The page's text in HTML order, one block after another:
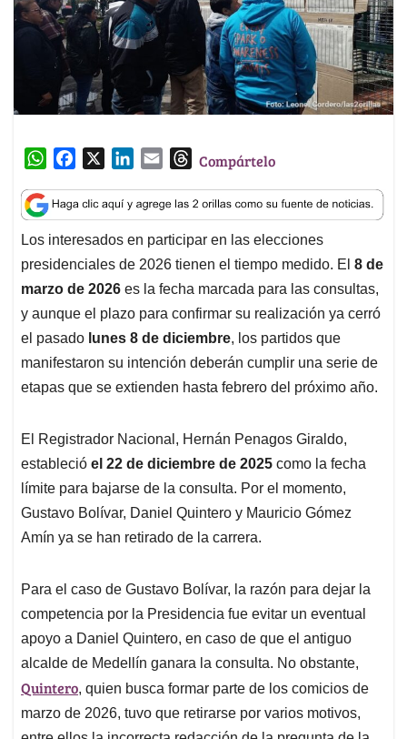
W
a
t
s
A
p
p
c
e
b
o
o
k
n
k
e
d
I
n
a
i
l
T
r
e
a
d
s
Compártelo
Los interesados en participar en las elecciones
presidenciales de 2026 tienen el tiempo medido. El 8 de
marzo de 2026 es la fecha marcada para las consultas,
y aunque el plazo para confirmar su realización ya cerró
el pasado lunes 8 de diciembre, los partidos que
manifestaron su intención deberán cumplir una serie de
etapas que se extienden hasta febrero del próximo año.
El Registrador Nacional, Hernán Penagos Giraldo,
estableció el 22 de diciembre de 2025 como la fecha
límite para bajarse de la consulta. Por el momento,
Gustavo Bolívar, Daniel Quintero y Mauricio Gómez
Amín ya se han retirado de la carrera.
Para el caso de Gustavo Bolívar, la razón para dejar la
competencia por la Presidencia fue evitar un eventual
apoyo a Daniel Quintero, en caso de que el antiguo
alcalde de Medellín ganara la consulta. No obstante,
Quintero, quien busca formar parte de los comicios de
marzo de 2026, tuvo que retirarse por varios motivos,